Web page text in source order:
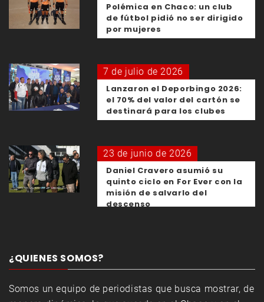
Polémica en Chaco: un club
de fútbol pidió no ser dirigido
por mujeres
7 de julio de 2026
Lanzaron el Deporbingo 2026:
el 70% del valor del cartón se
destinará para los clubes
23 de junio de 2026
Daniel Cravero asumió su
quinto ciclo en For Ever con la
misión de salvarlo del
descenso
¿QUIENES SOMOS?
Somos un equipo de periodistas que busca mostrar, de